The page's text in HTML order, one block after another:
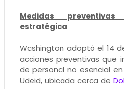
Medidas
estratégica
Washington adoptó el 14
acciones preventivas que
de personal no esencial
Udeid, ubicada cerca de